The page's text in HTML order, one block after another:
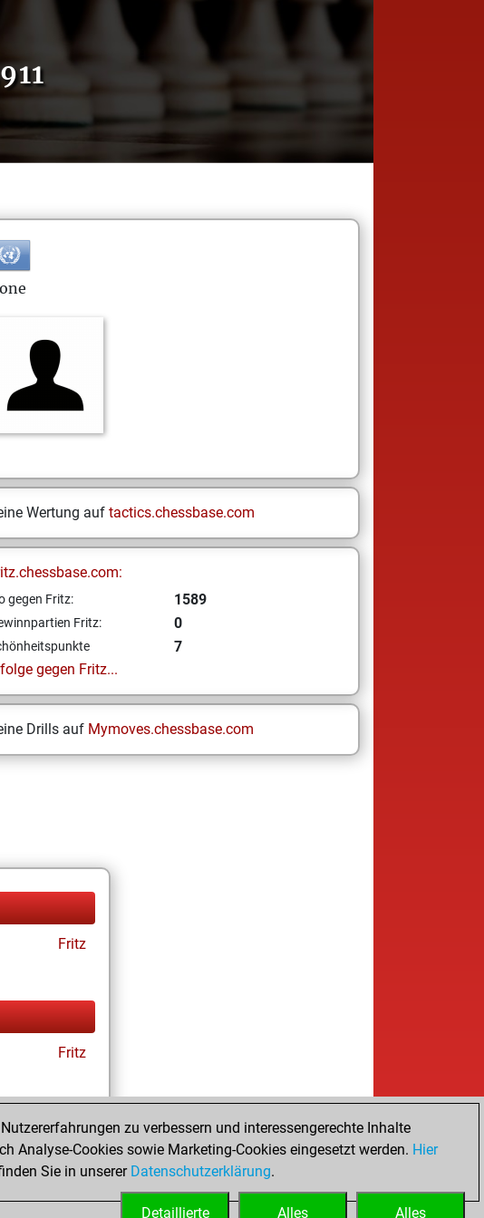
Wertung auf tactics.chessbase.com
gegen Fritz: 1589
Fritz: 0
7
gegen Fritz...
Drills auf Mymoves.chessbase.com
Fritz
Fritz
Play
zu verbessern und interessengerechte Inhalte
Analyse-Cookies sowie Marketing-Cookies eingesetzt werden. Hier
Sie in unserer Datenschutzerklärung.
Alles
Alles
Detaillierte